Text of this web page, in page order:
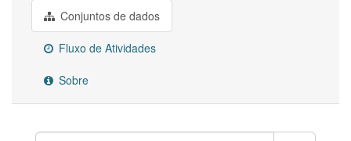
Conjuntos de dados
Fluxo de Atividades
Sobre